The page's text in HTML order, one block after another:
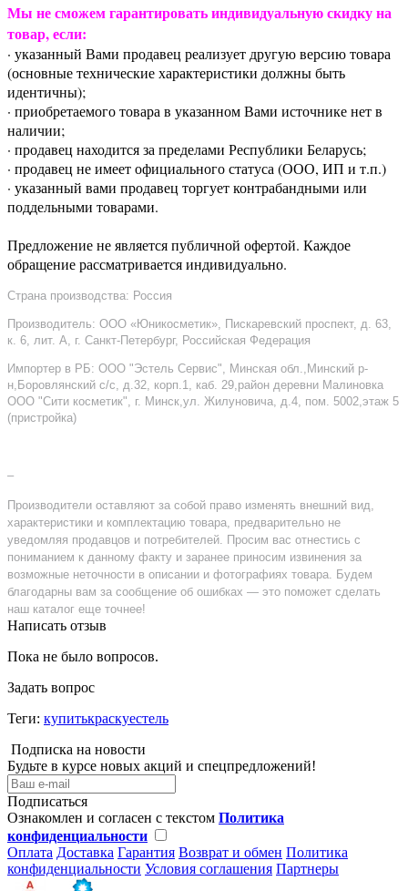
Мы не сможем гарантировать индивидуальную скидку на
товар, если:
· указанный Вами продавец реализует другую версию товара
(основные технические характеристики должны быть
идентичны);
· приобретаемого товара в указанном Вами источнике нет в
наличии;
· продавец находится за пределами Республики Беларусь;
· продавец не имеет официального статуса (ООО, ИП и т.п.)
· указанный вами продавец торгует контрабандными или
поддельными товарами.
Предложение не является публичной офертой. Каждое
обращение рассматривается индивидуально.
Страна производства: Россия
Производитель: ООО «Юникосметик», Пискаревский проспект, д. 63,
к. 6, лит. А, г. Санкт-Петербург, Российская Федерация
Импортер в РБ: ООО "Эстель Сервис", Минская обл.,Минский р-
н,Боровлянский с/с, д.32, корп.1, каб. 29,район деревни Малиновка
ООО "Сити косметик", г. Минск,ул. Жилуновича, д.4, пом. 5002,этаж 5
(пристройка)
–
Производители оставляют за собой право изменять внешний вид,
характеристики и комплектацию товара, предварительно не
уведомляя продавцов и потребителей. Просим вас отнестись с
пониманием к данному факту и заранее приносим извинения за
возможные неточности в описании и фотографиях товара. Будем
благодарны вам за сообщение об ошибках — это поможет сделать
наш каталог еще точнее!
Написать отзыв
Пока не было вопросов.
Задать вопрос
Теги: купитькраскуестель
Подписка на новости
Будьте в курсе новых акций и спецпредложений!
Подписаться
Ознакомлен и согласен с текстом Политика
конфиденциальности
Оплата Доставка Гарантия Возврат и обмен Политика
конфиденциальности Условия соглашения Партнеры